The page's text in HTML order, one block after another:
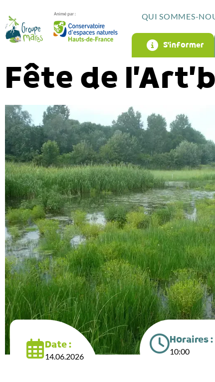
QUI SOMMES-
S’informer
Fête de
Date :
14.06.2026
Horaires :
10:00